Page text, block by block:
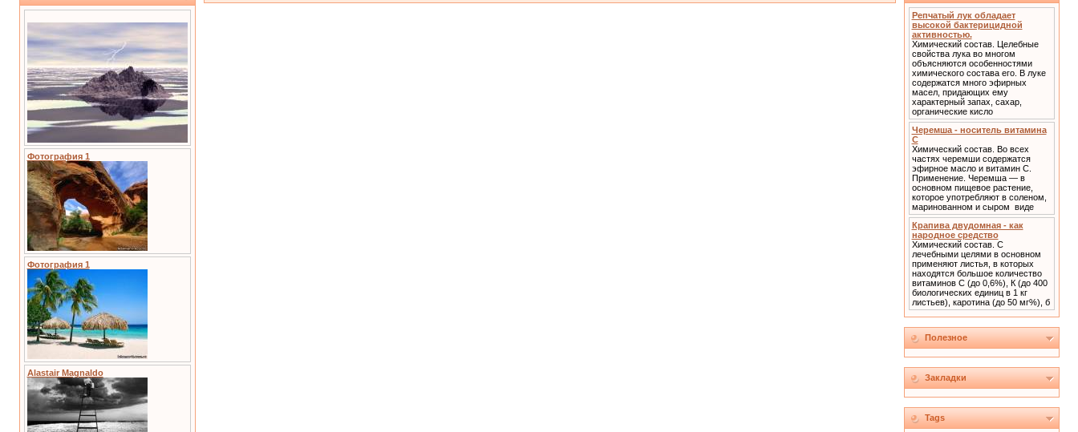
Фотография 1
Фотография 1
Alastair Magnaldo
Репчатый лук обладает
высокой бактерицидной
активностью.
Химический состав. Целебные
свойства лука во многом
объясняются особенностями
химического состава его. В луке
содержатся много эфирных
масел, придающих ему
характерный запах, сахар,
органические кисло
Черемша - носитель витамина
С
Химический состав. Во всех
частях черемши содержатся
эфирное масло и витамин С.
Применение. Черемша — в
основном пищевое растение,
которое употребляют в соленом,
маринованном и сыром виде
Крапива двудомная - как
народное средство
Химический состав. С
лечебными целями в основном
применяют листья, в которых
находятся большое количество
витаминов С (до 0,6%), К (до 400
биологических единиц в 1 кг
листьев), каротина (до 50 мг%), б
Полезное
Закладки
Tags